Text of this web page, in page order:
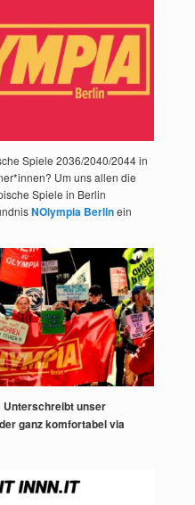
Spiele 2036/2040/2044 in
Um uns allen die
Spiele in Berlin
NOlympia Berlinein
Unterschreibt unser
ganz komfortabel via